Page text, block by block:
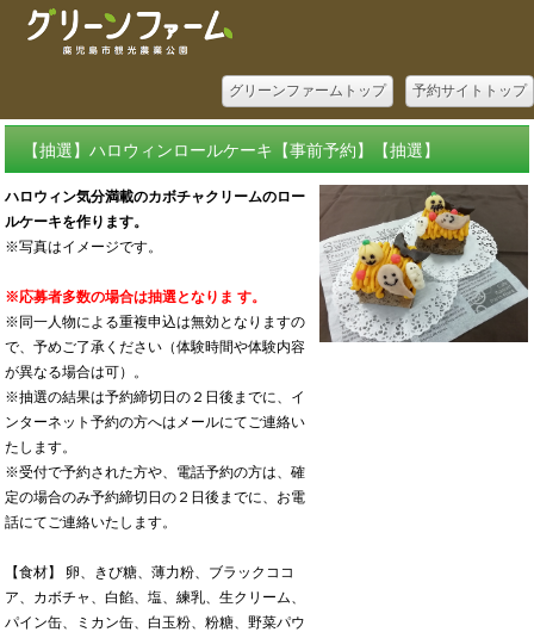
予約サイトトップ
グリーンファームトップ
【抽選】ハロウィンロールケーキ【事前予約】【抽選】
ハロウィン気分満載のカボチャクリームのロー
ルケーキを作ります。
※写真はイメージです。
※応募者多数の場合は抽選となりま す。
※同一人物による重複申込は無効となりますの
で、予めご了承ください（体験時間や体験内容
が異なる場合は可）。
※抽選の結果は予約締切日の２日後までに、イ
ンターネット予約の方へはメールにてご連絡い
たします。
※受付で予約された方や、電話予約の方は、確
定の場合のみ予約締切日の２日後までに、お電
話にてご連絡いたします。
【食材】 卵、きび糖、薄力粉、ブラックココ
ア、カボチャ、白餡、塩、練乳、生クリーム、
パイン缶、ミカン缶、白玉粉、粉糖、野菜パウ